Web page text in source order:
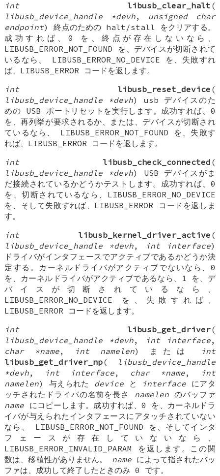
int
libusb_clear_halt (
libusb_device_handle *devh, unsigned char
endpoint) 終点のための halt/stall をクリアする。
成功すれば、0 を、終点が存在しないなら、
LIBUSB_ERROR_NOT_FOUND を、デバイスが切断されて
いるなら、 LIBUSB_ERROR_NO_DEVICE を、失敗すれ
ば、LIBUSB_ERROR コードを返します。
int
libusb_reset_device (
libusb_device_handle *devh) usb デバイスのた
めの USB ポートリセットを実行します。成功すれば、0
を、再列挙が要求されるか、または、デバイスが切断され
ているなら、 LIBUSB_ERROR_NOT_FOUND を、失敗す
れば、LIBUSB_ERROR コードを返します。
int
libusb_check_connected (
libusb_device_handle *devh) USB デバイスがま
だ接続されているかどうかテストします。成功すれば、0
を、切断されているなら、LIBUSB_ERROR_NO_DEVICE
を、そして失敗すれば、LIBUSB_ERROR コードを返しま
す。
int
libusb_kernel_driver_active (
libusb_device_handle *devh, int interface)
ドライバがインタフェースでアクティブであるかどうか決
定する。カーネルドライバがアクティブでないなら、0
を、カーネルドライバがアクティブであるなら、1 を、デ
バイスが切断されているなら、
LIBUSB_ERROR_NO_DEVICE を、失敗すれば、
LIBUSB_ERROR コードを返します。
int
libusb_get_driver(
libusb_device_handle *devh, int interface,
char *name, int namelen) または
int
libusb_get_driver_np(
libusb_device_handle
*devh, int interface, char *name,
int
namelen) 与えられた device と interface にアタ
ッチされたドライバの名前を長さ namelen のバッファ
name にコピーします。成功すれば、0 を、カーネルドラ
イバが与えられたインタフェースにアタッチされていない
なら、 LIBUSB_ERROR_NOT_FOUND を、そしてインタ
フェースが存在していないなら、
LIBUSB_ERROR_INVALID_PARAM を返します。この関
数は、移植性がありません。 name によって指されたバッ
ファは、成功して終了したときのみ 0 です。